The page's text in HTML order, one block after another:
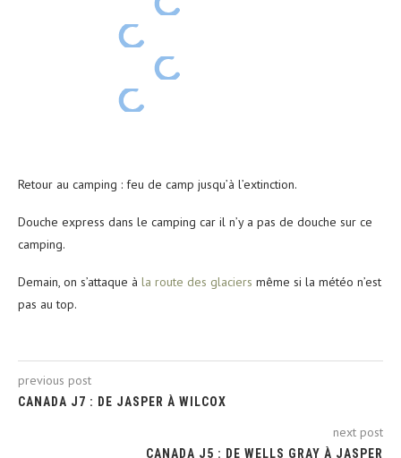
Retour au camping : feu de camp jusqu’à l’extinction.
Douche express dans le camping car il n’y a pas de douche sur ce
camping.
Demain, on s’attaque à la route des glaciers même si la météo n’est
pas au top.
previous post
CANADA J7 : DE JASPER À WILCOX
next post
CANADA J5 : DE WELLS GRAY À JASPER